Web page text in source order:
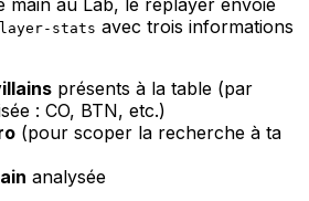
stats avec trois informations
présents à la table (par
: CO, BTN, etc.)
(pour scoper la recherche à ta
analysée